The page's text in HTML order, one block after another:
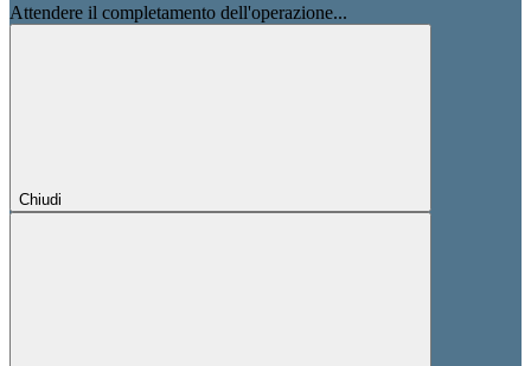
Attendere il completamento dell'operazione...
Chiudi